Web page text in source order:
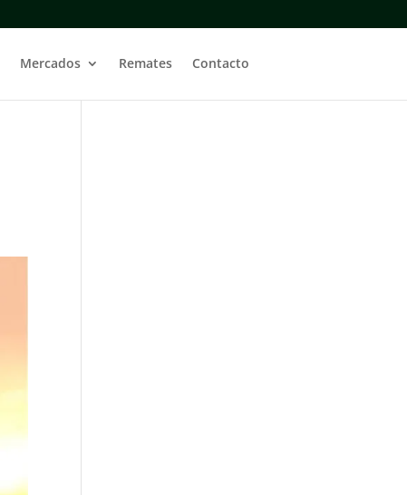
Mercados Remates Contacto